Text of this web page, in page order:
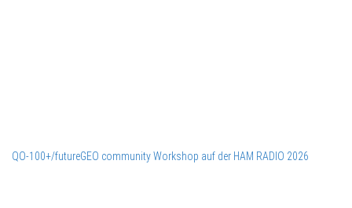
QO-100+/futureGEO community Workshop auf der HAM RADIO 2026